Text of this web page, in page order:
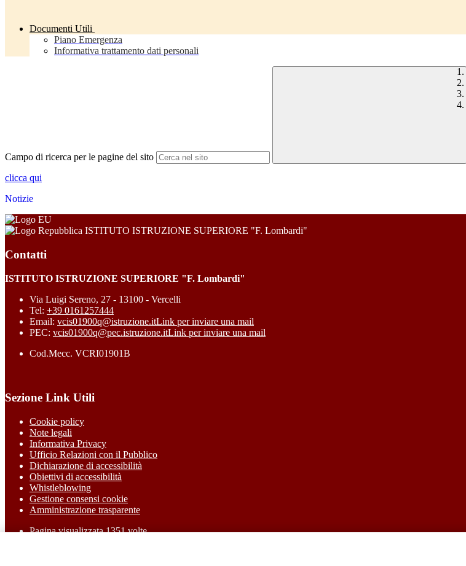
Documenti Utili
Piano Emergenza
Informativa trattamento dati personali
Campo di ricerca per le pagine del sito
clicca qui
Notizie
ISTITUTO ISTRUZIONE SUPERIORE "F. Lombardi"
Contatti
ISTITUTO ISTRUZIONE SUPERIORE "F. Lombardi"
Via Luigi Sereno, 27 - 13100 - Vercelli
Tel: +39 0161257444
Email: vcis01900q@istruzione.itLink per inviare una mail
PEC: vcis01900q@pec.istruzione.itLink per inviare una mail
Cod.Mecc. VCRI01901B
Sezione Link Utili
Cookie policy
Note legali
Informativa Privacy
Ufficio Relazioni con il Pubblico
Dichiarazione di accessibilità
Obiettivi di accessibilità
Whistleblowing
Gestione consensi cookie
Amministrazione trasparente
Pagina visualizzata1351volte